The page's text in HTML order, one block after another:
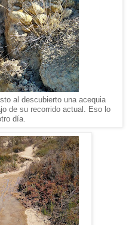
al descubierto una acequia
de su recorrido actual. Eso lo
día.